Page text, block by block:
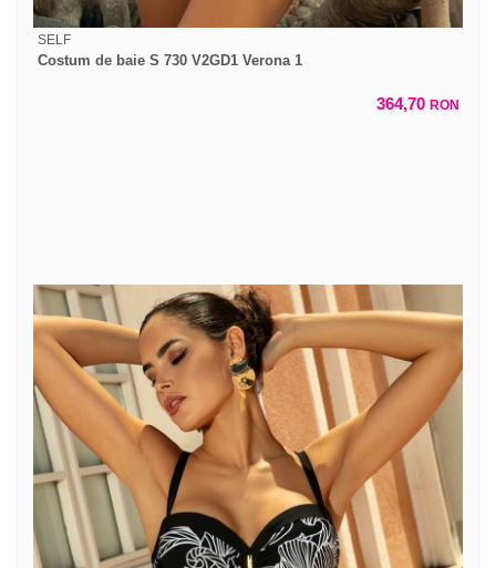
SELF
Costum de baie S 730 V2GD1 Verona 1
364,70 RON